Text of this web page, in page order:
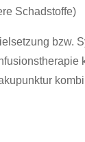
Schadstoffe)
bzw.